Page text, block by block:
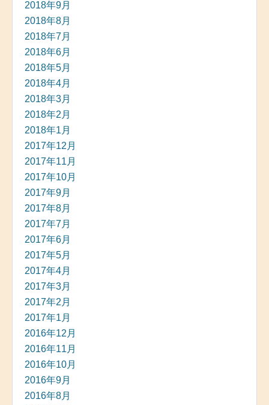
2018年9月
2018年8月
2018年7月
2018年6月
2018年5月
2018年4月
2018年3月
2018年2月
2018年1月
2017年12月
2017年11月
2017年10月
2017年9月
2017年8月
2017年7月
2017年6月
2017年5月
2017年4月
2017年3月
2017年2月
2017年1月
2016年12月
2016年11月
2016年10月
2016年9月
2016年8月